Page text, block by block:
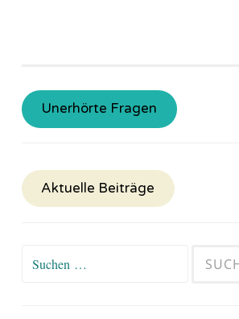
Unerhörte Fragen
Aktuelle Beiträge
Suchen